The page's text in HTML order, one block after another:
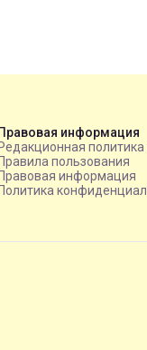
информация
политика
пользования
информация